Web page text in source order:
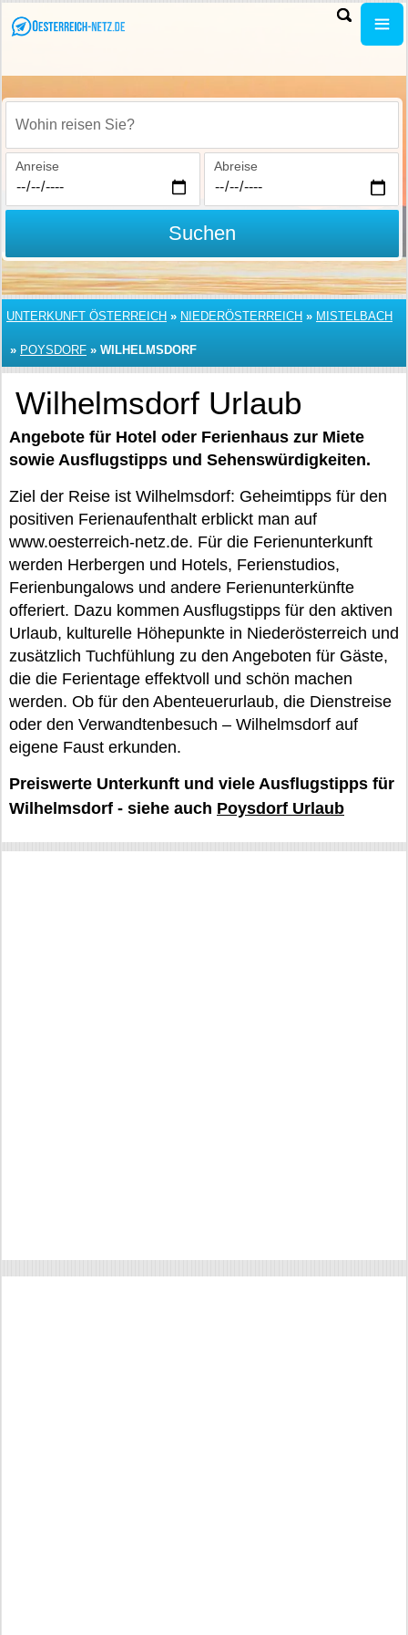
Wohin reisen Sie?
Anreise Abreise
Suchen
UNTERKUNFT ÖSTERREICH » NIEDERÖSTERREICH » MISTELBACH
» POYSDORF » WILHELMSDORF
Wilhelmsdorf Urlaub
Angebote für Hotel oder Ferienhaus zur Miete
sowie Ausflugstipps und Sehenswürdigkeiten.
Ziel der Reise ist Wilhelmsdorf: Geheimtipps für den
positiven Ferienaufenthalt erblickt man auf
www.oesterreich-netz.de. Für die Ferienunterkunft
werden Herbergen und Hotels, Ferienstudios,
Ferienbungalows und andere Ferienunterkünfte
offeriert. Dazu kommen Ausflugstipps für den aktiven
Urlaub, kulturelle Höhepunkte in Niederösterreich und
zusätzlich Tuchfühlung zu den Angeboten für Gäste,
die die Ferientage effektvoll und schön machen
werden. Ob für den Abenteuerurlaub, die Dienstreise
oder den Verwandtenbesuch – Wilhelmsdorf auf
eigene Faust erkunden.
Preiswerte Unterkunft und viele Ausflugstipps für
Wilhelmsdorf - siehe auch Poysdorf Urlaub